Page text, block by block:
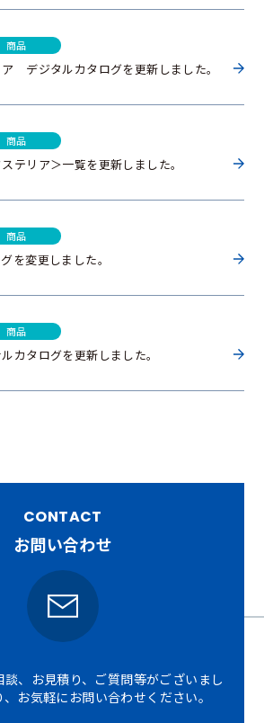
商品
デジタルカタログを更新しました。
商品
テリア＞一覧を更新しました。
商品
を変更しました。
商品
カタログを更新しました。
CONTACT
お問い合わせ
、お見積り、ご質問等がございまし
、お気軽にお問い合わせください。